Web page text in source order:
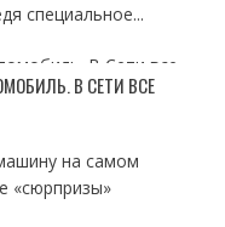
специальное...
В СЕТИ ВСЕ
на самом
«сюрпризы»